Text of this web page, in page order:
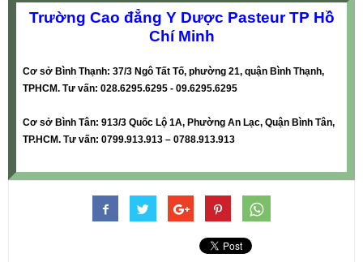
Trường Cao đẳng Y Dược Pasteur TP Hồ
Chí Minh
Cơ sở Bình Thạnh: 37/3 Ngô Tất Tố, phường 21, quận Bình Thạnh,
TPHCM. Tư vấn: 028.6295.6295 - 09.6295.6295
Cơ sở Bình Tân: 913/3 Quốc Lộ 1A, Phường An Lạc, Quận Bình Tân,
TP.HCM. Tư vấn: 0799.913.913 – 0788.913.913